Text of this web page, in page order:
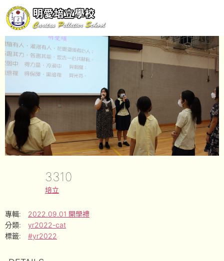
3310
培立
專輯:
2022.09.01 開學禮
分類:
yr2022-cat
標籤:
#yr2022